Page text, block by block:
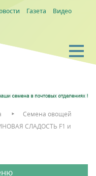
Газета
Видео
Семена овощей
СЛАДОСТЬ F1 и